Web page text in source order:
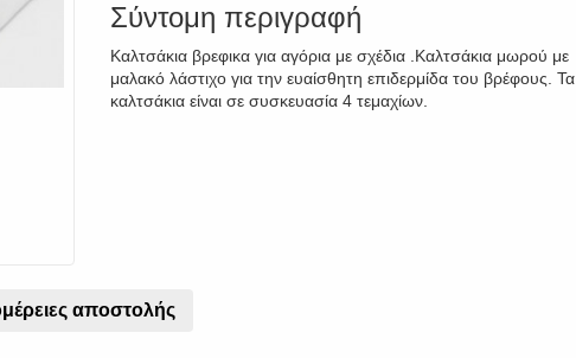
Σύντομη περιγραφή
Καλτσάκια βρεφικα για αγόρια με σχέδια .Καλτσάκια μωρού με
μαλακό λάστιχο για την ευαίσθητη επιδερμίδα του βρέφους. Τα
καλτσάκια είναι σε συσκευασία 4 τεμαχίων.
αποστολής